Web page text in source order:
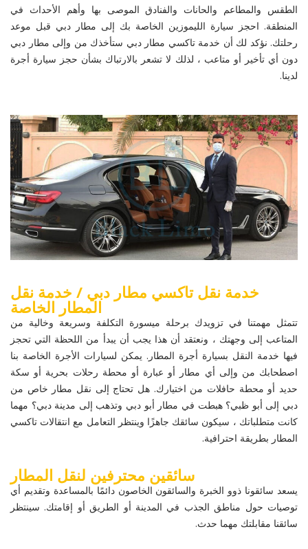
الطقس والمطاعم والحانات والفنادق الموصى بها وأهم الأحداث في
المنطقة. احجز سيارة الليموزين الخاصة بك إلى مطار دبي قبل موعد
رحلتك. نؤكد لك أن خدمة تاكسي مطار دبي ستأخذك من وإلى مطار دبي
دون أي تأخير أو متاعب ، لذلك لا تشعر بالارتباك بشأن حجز سيارة أجرة
لدينا.
خدمة نقل تاكسي مطار دبي / خدمة نقل
المطار الخاصة
تتمثل مهمتنا في تزويدك برحلة ميسورة التكلفة وسريعة وخالية من
المتاعب إلى وجهتك ، ونعتقد أن هذا يجب أن يبدأ من اللحظة التي تحجز
فيها خدمة النقل بسيارة أجرة المطار. يمكن لسيارات الأجرة الخاصة بنا
اصطحابك من وإلى أي مطار أو عبارة أو محطة رحلات بحرية أو سكة
حديد أو محطة حافلات من اختيارك. هل تحتاج إلى نقل مطار خاص من
دبي إلى أبو ظبي؟ هبطت في مطار أبو دبي وتذهب إلى مدينة دبي؟ مهما
كانت متطلباتك ، سيكون سائقك جاهزًا وينتظر التعامل مع انتقالات تاكسي
المطار بطريقة احترافية.
سائقين محترفين لنقل المطار
يسعد سائقونا ذوو الخبرة والسائقون الخاصون دائمًا بالمساعدة وتقديم أي
توصيات حول مناطق الجذب في المدينة أو الطريق أو إقامتك. سينتظر
سائقنا مقابلتك مهما حدث.